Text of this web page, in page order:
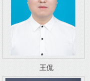
王侃